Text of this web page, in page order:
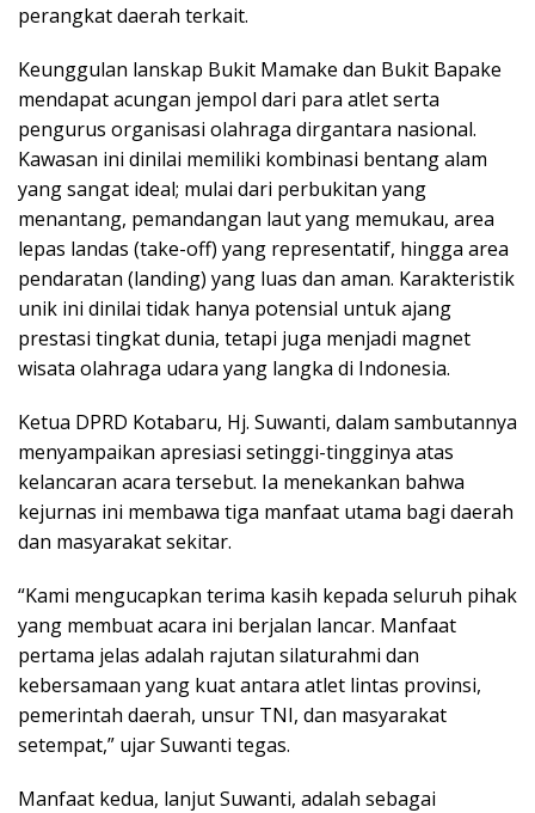
perangkat daerah terkait.
Keunggulan lanskap Bukit Mamake dan Bukit Bapake
mendapat acungan jempol dari para atlet serta
pengurus organisasi olahraga dirgantara nasional.
Kawasan ini dinilai memiliki kombinasi bentang alam
yang sangat ideal; mulai dari perbukitan yang
menantang, pemandangan laut yang memukau, area
lepas landas (take-off) yang representatif, hingga area
pendaratan (landing) yang luas dan aman. Karakteristik
unik ini dinilai tidak hanya potensial untuk ajang
prestasi tingkat dunia, tetapi juga menjadi magnet
wisata olahraga udara yang langka di Indonesia.
Ketua DPRD Kotabaru, Hj. Suwanti, dalam sambutannya
menyampaikan apresiasi setinggi-tingginya atas
kelancaran acara tersebut. Ia menekankan bahwa
kejurnas ini membawa tiga manfaat utama bagi daerah
dan masyarakat sekitar.
“Kami mengucapkan terima kasih kepada seluruh pihak
yang membuat acara ini berjalan lancar. Manfaat
pertama jelas adalah rajutan silaturahmi dan
kebersamaan yang kuat antara atlet lintas provinsi,
pemerintah daerah, unsur TNI, dan masyarakat
setempat,” ujar Suwanti tegas.
Manfaat kedua, lanjut Suwanti, adalah sebagai